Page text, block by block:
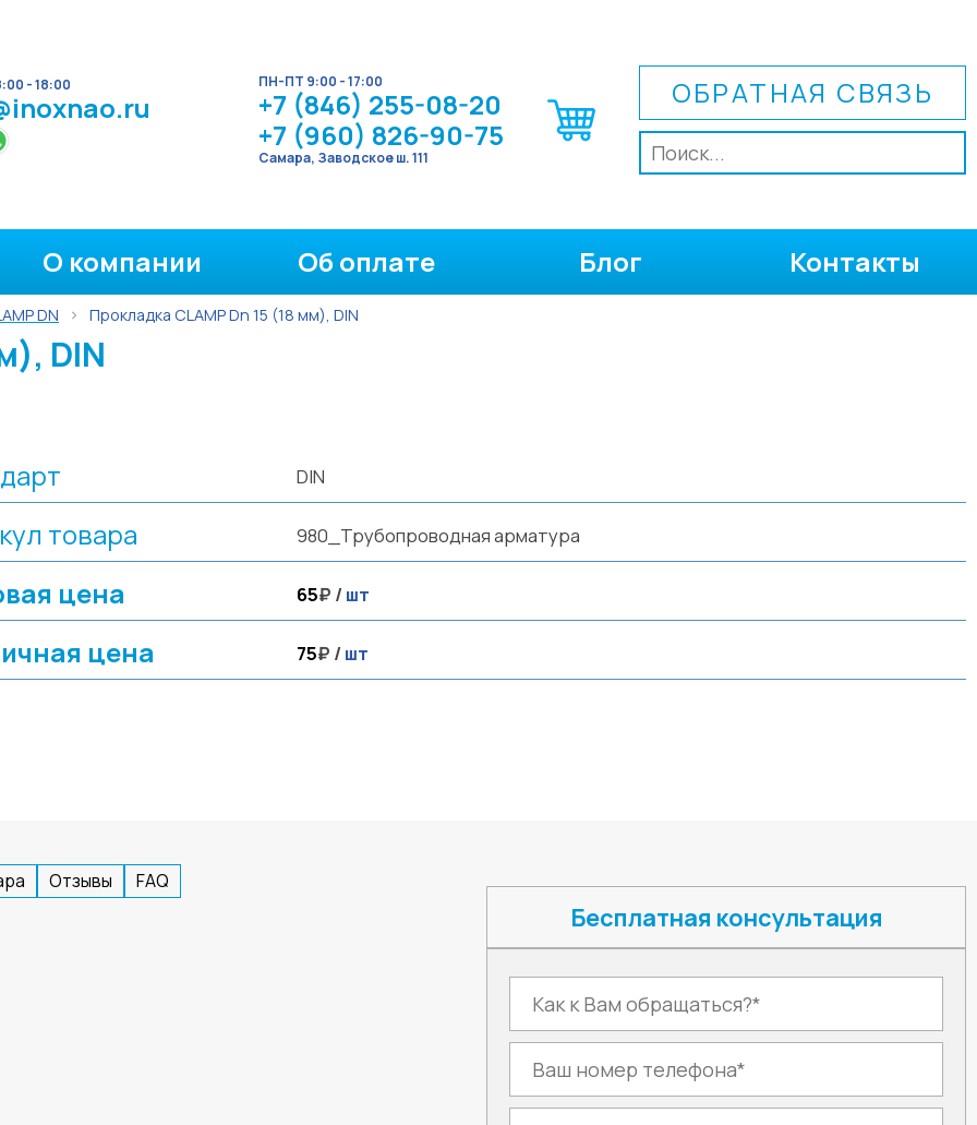
- 18:00 ПН-ПТ 9:00 - 17:00
+7 (846) 255-08-20
+7 (960) 826-90-75
Самара, Заводское ш. 111
ОБРАТНАЯ СВЯЗЬ
О компании Об оплате Блог Контакты
DN Прокладка CLAMP Dn 15 (18 мм), DIN
DIN
DIN
товара 980_Трубопроводная арматура
цена 65₽ /шт
цена 75₽ /шт
Отзывы FAQ
Бесплатная консультация